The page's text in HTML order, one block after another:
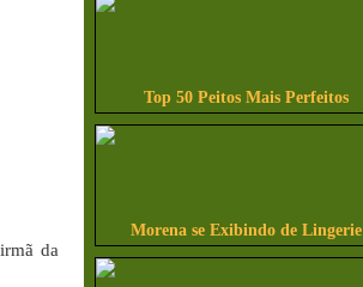
da
Top 50 Peitos Mais Perfeitos
Morena se Exibindo de Lingerie